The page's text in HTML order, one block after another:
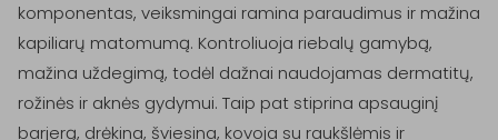
komponentas, veiksmingai ramina paraudimus ir mažina
kapiliarų matomumą. Kontroliuoja riebalų gamybą,
mažina uždegimą, todėl dažnai naudojamas dermatitų,
rožinės ir aknės gydymui. Taip pat stiprina apsauginį
barjerą, drėkina, šviesina, kovoja su raukšlėmis ir